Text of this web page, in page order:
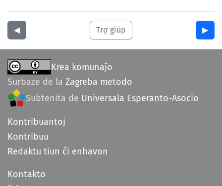
◀︎ Trợ giúp ▶︎
Krea komunaĵo
Surbaze de la Zagreba metodo
Subtenita de Universala Esperanto-Asocio
Kontribuantoj
Kontribuu
Redaktu tiun ĉi enhavon
Kontakto